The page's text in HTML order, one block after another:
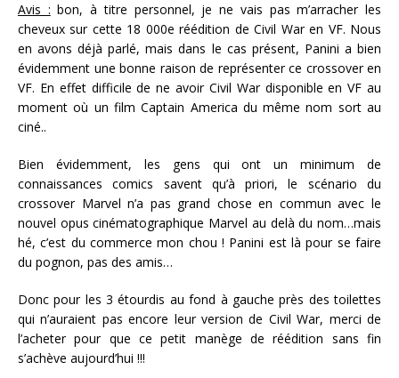
Avis : bon, à titre personnel, je ne vais pas m’arracher les
cheveux sur cette 18 000e réédition de Civil War en VF. Nous
en avons déjà parlé, mais dans le cas présent, Panini a bien
évidemment une bonne raison de représenter ce crossover en
VF. En effet difficile de ne avoir Civil War disponible en VF au
moment où un film Captain America du même nom sort au
ciné..
Bien évidemment, les gens qui ont un minimum de
connaissances comics savent qu’à priori, le scénario du
crossover Marvel n’a pas grand chose en commun avec le
nouvel opus cinématographique Marvel au delà du nom…mais
hé, c’est du commerce mon chou ! Panini est là pour se faire
du pognon, pas des amis…
Donc pour les 3 étourdis au fond à gauche près des toilettes
qui n’auraient pas encore leur version de Civil War, merci de
l’acheter pour que ce petit manège de réédition sans fin
s’achève aujourd’hui !!!